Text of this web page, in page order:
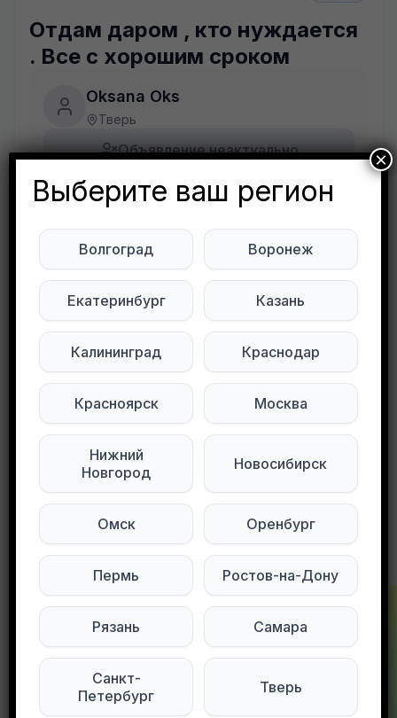
Отдам даром , кто нуждается
. Все с хорошим сроком
Oksana Oks
Тверь
Объявление неактуально
Отдам даром , кто нуждается . Все с хорошим
сроком годности . Пролетарский район .
Подписывайтесь на нас в социальных
сетях:
Мы в Telegram Мы в ВКонтакте
0 91 просмотров
Другие объявления в этом городе
Выберите ваш регион
Волгоград Воронеж
Екатеринбург Казань
Калининград Краснодар
Красноярск Москва
Нижний
Новгород
Новосибирск
Омск Оренбург
Пермь Ростов-на-Дону
Рязань Самара
Санкт-
Петербург
Тверь
×